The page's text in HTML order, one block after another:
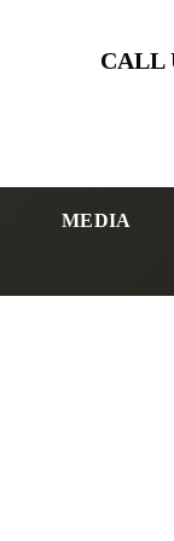
CALL
MEDIA